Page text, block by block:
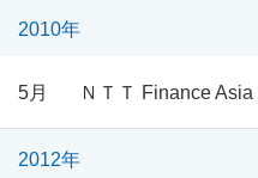
2010年
5月 ＮＴＴ Finance
2012年